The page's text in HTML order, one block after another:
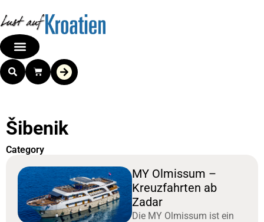
Šibenik
Category
MY Olmissum –
Kreuzfahrten ab
Zadar
Die MY Olmissum ist ein